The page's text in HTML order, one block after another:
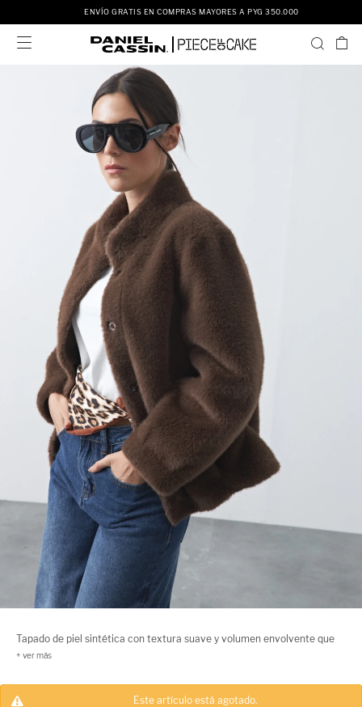
ENVÍO GRATIS EN COMPRAS MAYORES A PYG 350.000

Tapado de piel sintética con textura suave y volumen envolvente que
aporta abrigo y presencia. Su diseño de inspiración clásica se actualiza
ideal para elevar cualquier look con un toque sofisticado y en
Este artículo está agotado.